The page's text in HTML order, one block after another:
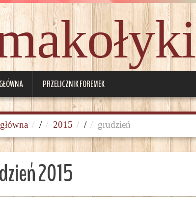
PRZELICZNIK FOREMEK
/ 2015 / grudzień
2015